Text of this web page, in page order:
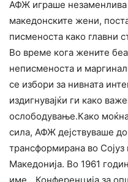
АФЖ играше незаменлива
македонските жени,
писменоста како главни
Во време кога жените
неписменоста и
се избори за нивната
издигнувајќи ги како
ослободување.Како
сила, АФЖ дејствуваше
трансформирана во
Македонија. Во 1961